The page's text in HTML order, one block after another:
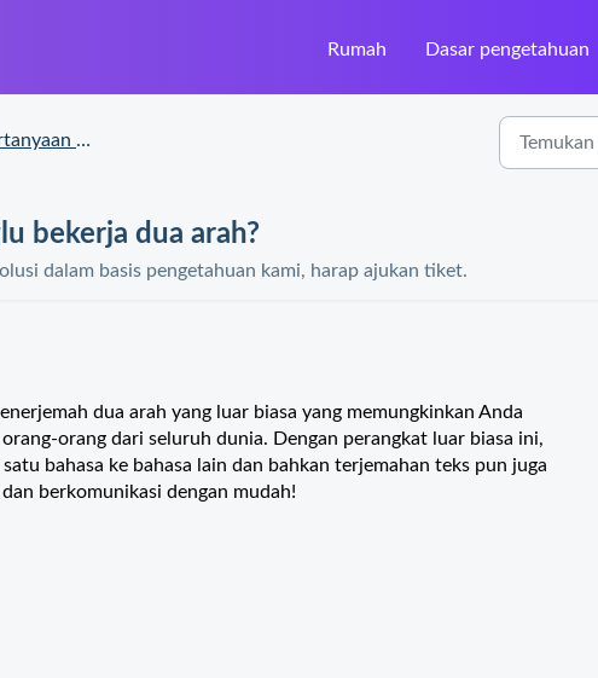
Rumah Dasar pengetahuan
yang Sering Diajukan
bekerja dua arah?
dalam basis pengetahuan kami, harap ajukan tiket.
dua arah yang luar biasa yang memungkinkan Anda
orang dari seluruh dunia. Dengan perangkat luar biasa ini,
bahasa ke bahasa lain dan bahkan terjemahan teks pun juga
berkomunikasi dengan mudah!